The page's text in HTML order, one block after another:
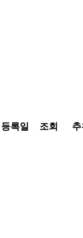
등록일 조회